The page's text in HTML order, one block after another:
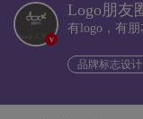
v
Logo朋友
有logo，有
品牌标志设计